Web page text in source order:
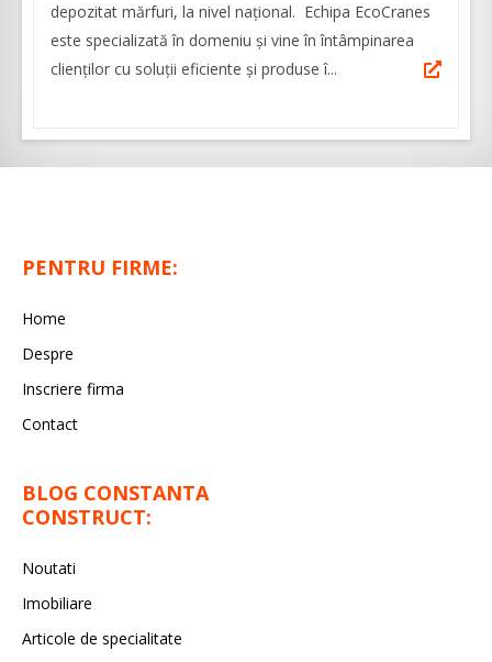
depozitat mărfuri, la nivel naţional. Echipa EcoCranes
este specializată în domeniu și vine în întâmpinarea
clienților cu soluții eficiente și produse î...
PENTRU FIRME:
Home
Despre
Inscriere firma
Contact
BLOG CONSTANTA
CONSTRUCT:
Noutati
Imobiliare
Articole de specialitate